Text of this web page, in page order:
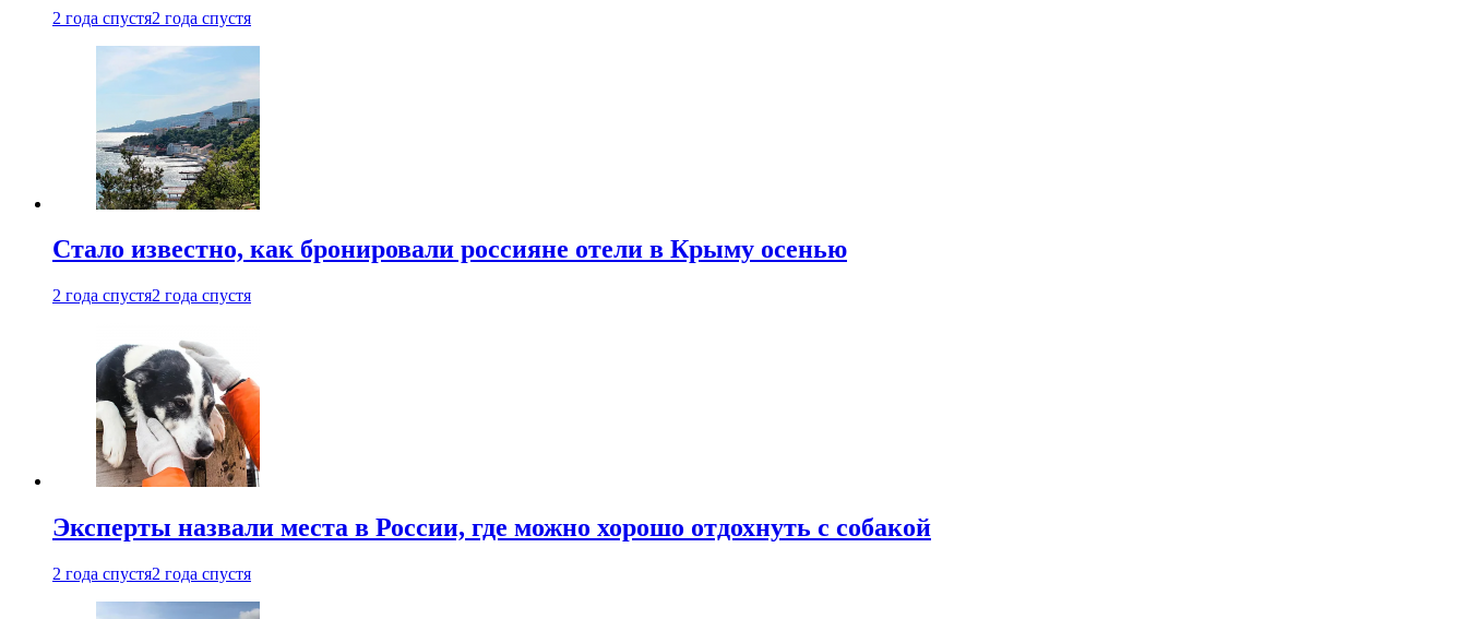
2 года спустя2 года спустя
Стало известно, как бронировали россияне отели в Крыму осенью
2 года спустя2 года спустя
Эксперты назвали места в России, где можно хорошо отдохнуть с собакой
2 года спустя2 года спустя